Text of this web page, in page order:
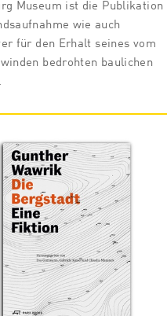
Museum ist die Publikation
wie auch
für den Erhalt seines vom
bedrohten baulichen